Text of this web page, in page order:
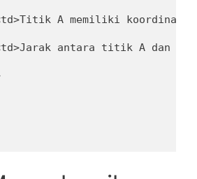
A memiliki koordinat
antara titik A dan B